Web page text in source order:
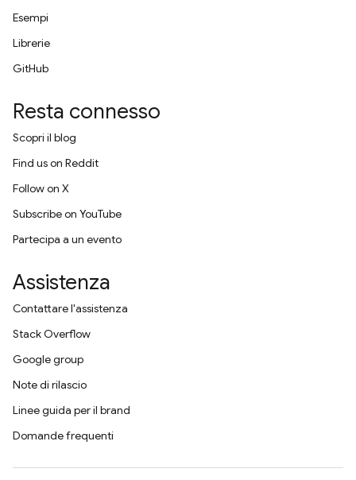
Esempi
Librerie
GitHub
Resta connesso
Scopri il blog
Find us on Reddit
Follow on X
Subscribe on YouTube
Partecipa a un evento
Assistenza
Contattare l'assistenza
Stack Overflow
Google group
Note di rilascio
Linee guida per il brand
Domande frequenti